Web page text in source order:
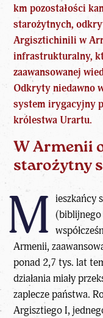
km pozostałości
starożytnych,
Argisztichinili w
infrastrukturalny,
zaawansowanej
Odkryty niedawno
system irygacyjny
królestwa Urartu.
W Armenii
starożytny
M ieszkańcy
Armenii,
ponad 2,7 tys. lat
działania miały
zaplecze państwa.
Argisztiego I,